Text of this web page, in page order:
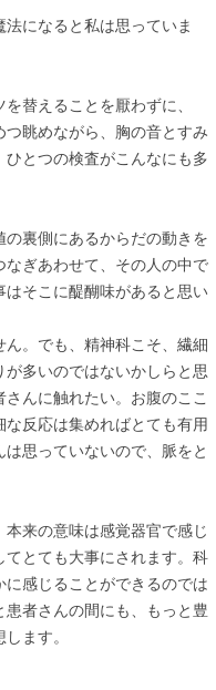
になると私は思っていま
替えることを厭わずに、
眺めながら、胸の音とすみ
とつの検査がこんなにも多
裏側にあるからだの動きを
ぎあわせて、その人の中で
そこに醍醐味があると思い
。でも、精神科こそ、繊細
多いのではないかしらと思
んに触れたい。お腹のここ
反応は集めればとても有用
思っていないので、脈をと
来の意味は感覚器官で感じ
とても大事にされます。科
感じることができるのでは
者さんの間にも、もっと豊
ます。